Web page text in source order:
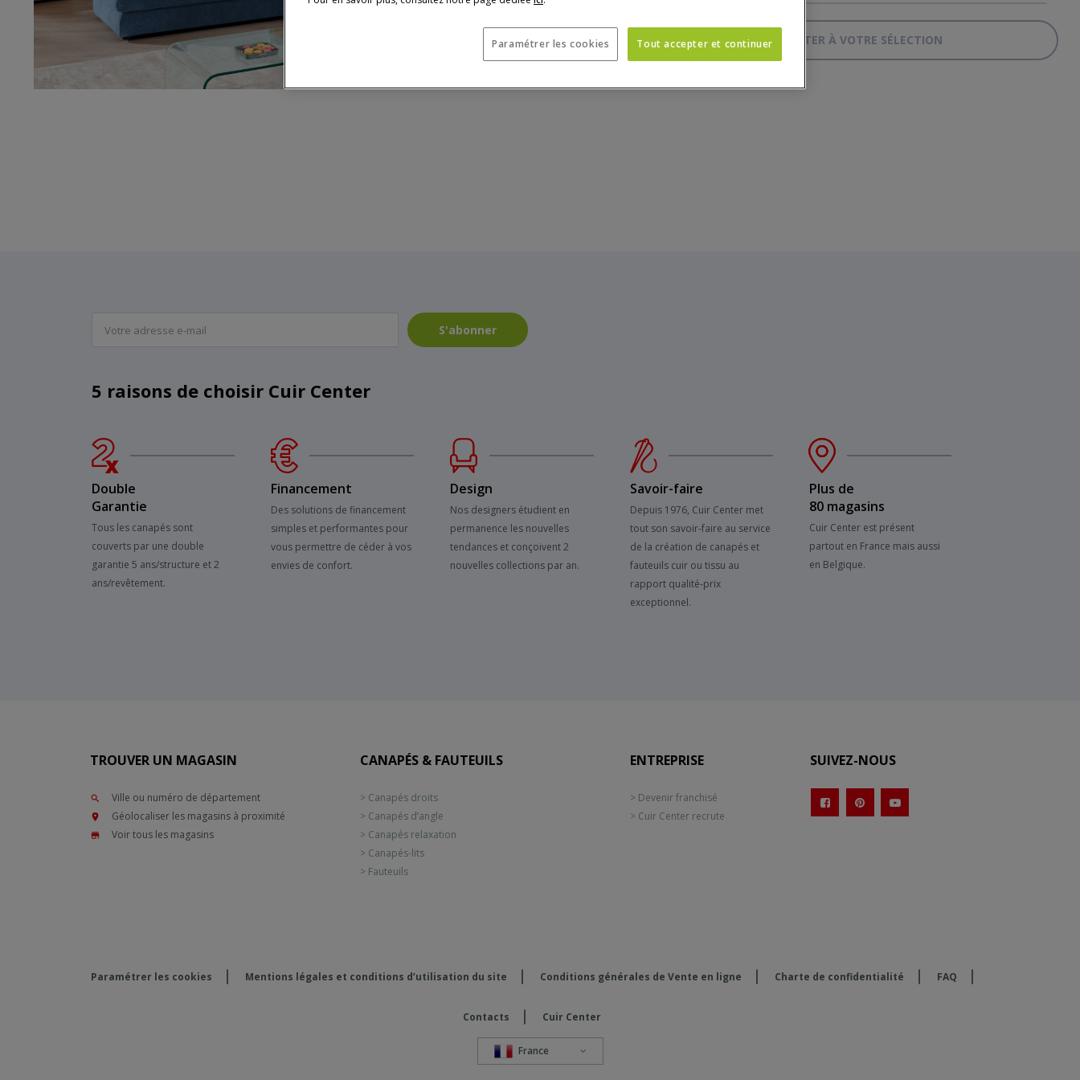
AJOUTER À VOTRE SÉLECTION
CANAPÉ TISSU COMPOSABLE PAR
S'abonner
5 raisons de choisir Cuir Center
Double
Garantie
Tous les canapés sont
couverts par une double
garantie 5 ans/structure et 2
ans/revêtement.
Financement
Des solutions de financement
simples et performantes pour
vous permettre de céder à vos
envies de confort.
Design
Nos designers étudient en
permanence les nouvelles
tendances et conçoivent 2
nouvelles collections par an.
Savoir-faire
Depuis 1976, Cuir Center met
tout son savoir-faire au service
de la création de canapés et
fauteuils cuir ou tissu au
rapport qualité-prix
exceptionnel.
Plus de
80 magasins
Cuir Center est présent
partout en France mais aussi
en Belgique.
TROUVER UN MAGASIN
Ville ou numéro de département
Géolocaliser les magasins à proximité
Voir tous les magasins
CANAPÉS & FAUTEUILS
> Canapés droits
> Canapés d’angle
> Canapés relaxation
> Canapés-lits
> Fauteuils
ENTREPRISE
> Devenir franchisé
> Cuir Center recrute
SUIVEZ-NOUS
Paramétrer les cookies Mentions légales et conditions d’utilisation du site Conditions générales de Vente en ligne Charte de confidentialité FAQ
Contacts Cuir Center
France
Paramétrer les cookies Tout accepter et continuer